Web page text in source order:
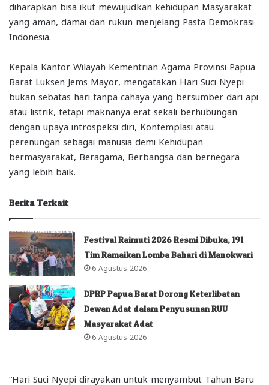
diharapkan bisa ikut mewujudkan kehidupan Masyarakat
yang aman, damai dan rukun menjelang Pasta Demokrasi
Indonesia.
Kepala Kantor Wilayah Kementrian Agama Provinsi Papua
Barat Luksen Jems Mayor, mengatakan Hari Suci Nyepi
bukan sebatas hari tanpa cahaya yang bersumber dari api
atau listrik, tetapi maknanya erat sekali berhubungan
dengan upaya introspeksi diri, Kontemplasi atau
perenungan sebagai manusia demi Kehidupan
bermasyarakat, Beragama, Berbangsa dan bernegara
yang lebih baik.
Berita Terkait
Festival Raimuti 2026 Resmi Dibuka, 191
Tim Ramaikan Lomba Bahari di Manokwari
6 Agustus 2026
DPRP Papua Barat Dorong Keterlibatan
Dewan Adat dalam Penyusunan RUU
Masyarakat Adat
6 Agustus 2026
“Hari Suci Nyepi dirayakan untuk menyambut Tahun Baru